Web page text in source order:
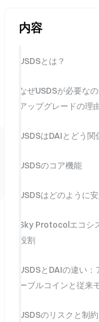
内容
USDSとは？
なぜUSDSが必要な
アップグレードの理
USDSはDAIとどう関
USDSのコア機能
USDSはどのように
Sky Protocolエコシ
役割
USDSとDAIの違い
ーブルコインと従来
USDSのリスクと制約